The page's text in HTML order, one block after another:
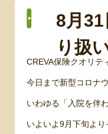
8月
り扱
CREVA保険クオリテ
今日まで新型コロナ
いわゆる「入院を伴
いよいよ9月下旬よ